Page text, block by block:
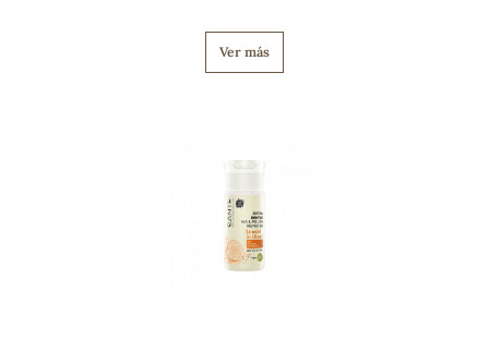
Ver más